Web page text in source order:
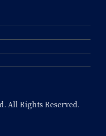
All Rights Reserved.